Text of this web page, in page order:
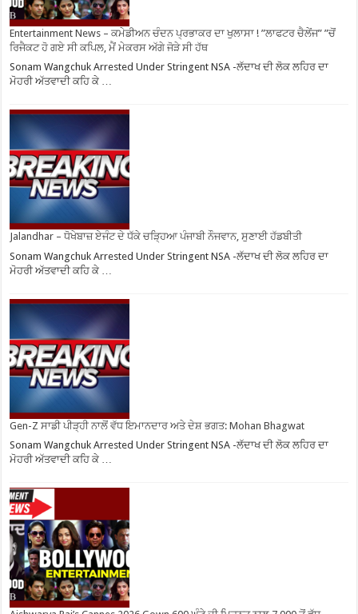
Entertainment News – ਕਮੇਡੀਅਨ ਚੰਦਨ ਪ੍ਰਭਾਕਰ ਦਾ ਖੁਲਾਸਾ ! ”ਲਾਫਟਰ ਚੈਲੇਂਜ” ”ਚੋਂ
ਰਿਜੈਕਟ ਹੋ ਗਏ ਸੀ ਕਪਿਲ, ਮੈਂ ਮੇਕਰਸ ਅੱਗੇ ਜੋੜੇ ਸੀ ਹੱਥ
Sonam Wangchuk Arrested Under Stringent NSA -ਲੱਦਾਖ ਦੀ ਲੋਕ ਲਹਿਰ ਦਾ
ਮੋਹਰੀ ਅੱਤਵਾਦੀ ਕਹਿ ਕੇ …
Jalandhar – ਧੋਖੇਬਾਜ਼ ਏਜੰਟ ਦੇ ਧੱਕੇ ਚੜ੍ਹਿਆ ਪੰਜਾਬੀ ਨੌਜਵਾਨ, ਸੁਣਾਈ ਹੱਡਬੀਤੀ
Sonam Wangchuk Arrested Under Stringent NSA -ਲੱਦਾਖ ਦੀ ਲੋਕ ਲਹਿਰ ਦਾ
ਮੋਹਰੀ ਅੱਤਵਾਦੀ ਕਹਿ ਕੇ …
Gen-Z ਸਾਡੀ ਪੀੜ੍ਹੀ ਨਾਲੋਂ ਵੱਧ ਇਮਾਨਦਾਰ ਅਤੇ ਦੇਸ਼ ਭਗਤ: Mohan Bhagwat
Sonam Wangchuk Arrested Under Stringent NSA -ਲੱਦਾਖ ਦੀ ਲੋਕ ਲਹਿਰ ਦਾ
ਮੋਹਰੀ ਅੱਤਵਾਦੀ ਕਹਿ ਕੇ …